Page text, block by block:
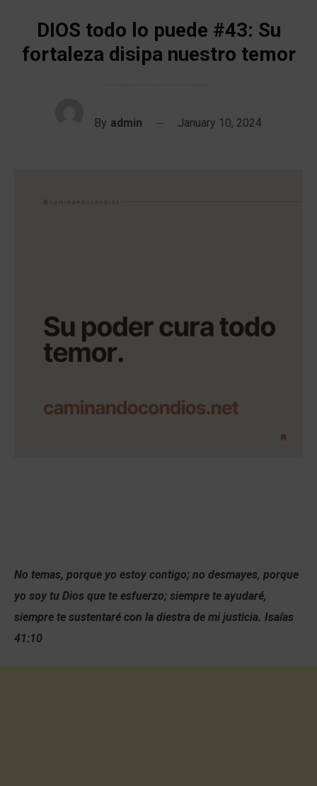
DIOS todo lo puede #43: Su
fortaleza disipa nuestro temor
By admin January 10, 2024
No temas, porque yo estoy contigo; no desmayes, porque
yo soy tu Dios que te esfuerzo; siempre te ayudaré,
siempre te sustentaré con la diestra de mi justicia. Isaías
41:10